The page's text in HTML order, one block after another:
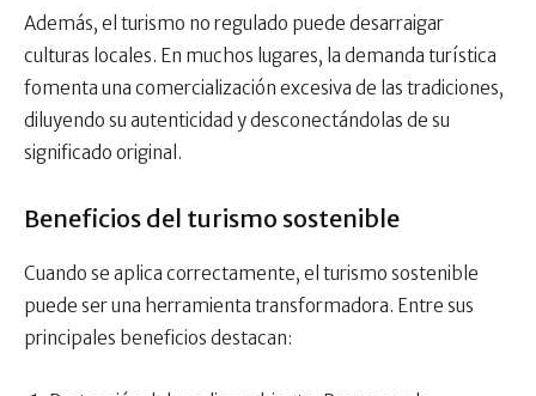
Además, el turismo no regulado puede desarraigar
culturas locales. En muchos lugares, la demanda turística
fomenta una comercialización excesiva de las tradiciones,
diluyendo su autenticidad y desconectándolas de su
significado original.
Beneficios del turismo sostenible
Cuando se aplica correctamente, el turismo sostenible
puede ser una herramienta transformadora. Entre sus
principales beneficios destacan: